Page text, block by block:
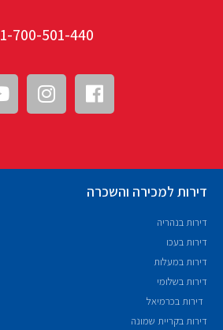
1-700-501-440
דירות למכירה והשכרה
דירות בנהריה
דירות בעכו
דירות במעלות
דירות בשלומי
דירות בכרמיאל
דירות בקריית שמונה